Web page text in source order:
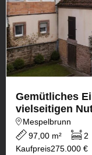
Gemütliches
vielseitigen
Mespelbrunn
97,00 m²
2
Kaufpreis275.000 €